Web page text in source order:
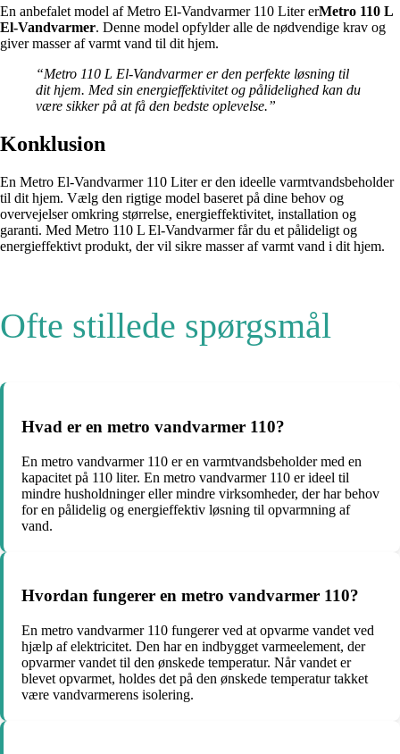
En anbefalet model af Metro El-Vandvarmer 110 Liter erMetro 110 L
El-Vandvarmer. Denne model opfylder alle de nødvendige krav og
giver masser af varmt vand til dit hjem.
“Metro 110 L El-Vandvarmer er den perfekte løsning til
dit hjem. Med sin energieffektivitet og pålidelighed kan du
være sikker på at få den bedste oplevelse.”
Konklusion
En Metro El-Vandvarmer 110 Liter er den ideelle varmtvandsbeholder
til dit hjem. Vælg den rigtige model baseret på dine behov og
overvejelser omkring størrelse, energieffektivitet, installation og
garanti. Med Metro 110 L El-Vandvarmer får du et pålideligt og
energieffektivt produkt, der vil sikre masser af varmt vand i dit hjem.
Ofte stillede spørgsmål
Hvad er en metro vandvarmer 110?
En metro vandvarmer 110 er en varmtvandsbeholder med en
kapacitet på 110 liter. En metro vandvarmer 110 er ideel til
mindre husholdninger eller mindre virksomheder, der har behov
for en pålidelig og energieffektiv løsning til opvarmning af
vand.
Hvordan fungerer en metro vandvarmer 110?
En metro vandvarmer 110 fungerer ved at opvarme vandet ved
hjælp af elektricitet. Den har en indbygget varmeelement, der
opvarmer vandet til den ønskede temperatur. Når vandet er
blevet opvarmet, holdes det på den ønskede temperatur takket
være vandvarmerens isolering.